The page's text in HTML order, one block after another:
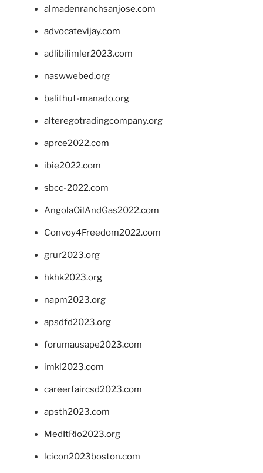
almadenranchsanjose.com
advocatevijay.com
adlibilimler2023.com
naswwebed.org
balithut-manado.org
alteregotradingcompany.org
aprce2022.com
ibie2022.com
sbcc-2022.com
AngolaOilAndGas2022.com
Convoy4Freedom2022.com
grur2023.org
hkhk2023.org
napm2023.org
apsdfd2023.org
forumausape2023.com
imkl2023.com
careerfaircsd2023.com
apsth2023.com
MedItRio2023.org
lcicon2023boston.com